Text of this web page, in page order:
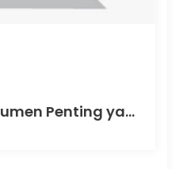
KRK untuk PBG: Dokumen Penting yang Menentukan Kelancaran Persetujuan Bangunan Gedung